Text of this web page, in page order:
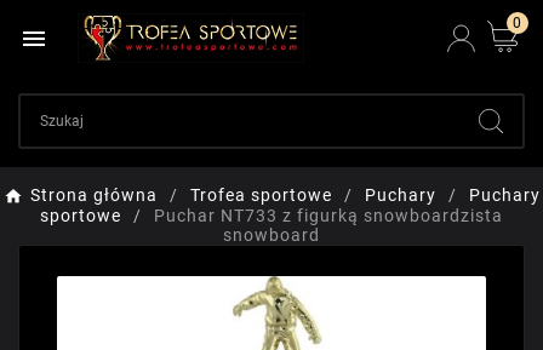

0
Strona główna Trofea sportowe Puchary
Puchary
sportowe
Puchar NT733 z figurką snowboardzista
snowboard